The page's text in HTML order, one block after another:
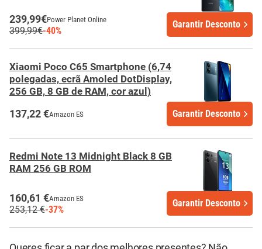
239,99€Power Planet Online
399,99€-40%
Garantir Desconto
Xiaomi Poco C65 Smartphone (6,74
polegadas, ecrã Amoled DotDisplay,
256 GB, 8 GB de RAM, cor azul)
137,22 €Amazon ES Garantir Desconto
Redmi Note 13 Midnight Black 8 GB
RAM 256 GB ROM
160,61 €Amazon ES
253,12 €-37%
Garantir Desconto